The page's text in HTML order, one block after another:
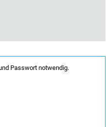
Passwort notwendig.